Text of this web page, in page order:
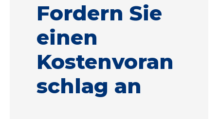
Fordern Sie
einen
Kostenvoran
schlag an